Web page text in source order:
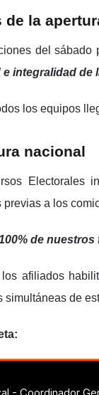
la
del sábado
integralidad de
los equipos
nacional
Electorales
a los
de
afiliados
de